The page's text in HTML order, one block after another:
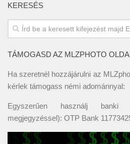
KERESÉS
TÁMOGASD AZ MLZPHOTO
Ha szeretnél hozzájárulni az
kérlek támogass némi adománnyal:
Egyszerűen használj banki
megjegyzéssel): OTP Bank